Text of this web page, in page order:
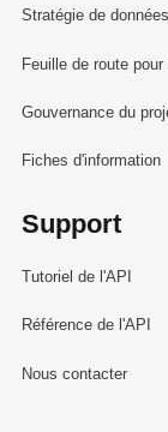
Stratégie de
Feuille de route pour
Gouvernance du
Fiches d'information
Support
Tutoriel de l'API
Référence de l'API
Nous contacter